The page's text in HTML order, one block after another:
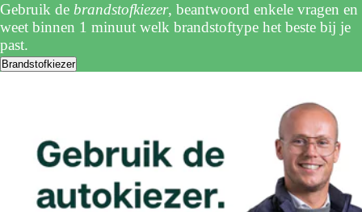
Gebruik de brandstofkiezer, beantwoord enkele vragen en
weet binnen 1 minuut welk brandstoftype het beste bij je
past.
Brandstofkiezer